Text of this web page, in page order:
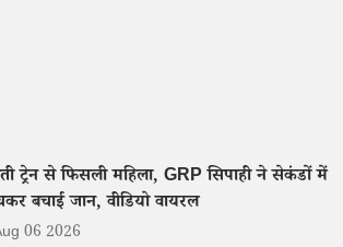
ट्रेन से फिसली महिला, GRP सिपाही ने सेकंडों में
बचाई जान, वीडियो वायरल
06 2026